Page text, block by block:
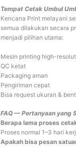
Tempat Cetak Umbul
Kencana Print melayani
semua dilakukan secara
menjadi pilihan utama:
Mesin printing high-
QC ketat
Packaging aman
Pengiriman cepat
Bisa request ukuran &
FAQ — Pertanyaan yang
Berapa lama proses
Proses normal 1–3 hari
Apakah bisa pesan